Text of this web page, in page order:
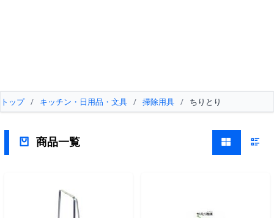
トップ / キッチン・日用品・文具 / 掃除用具 / ちりとり
商品一覧